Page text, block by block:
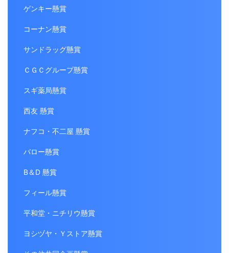
ゲンキー懸賞
コーナン懸賞
サンドラッグ懸賞
ＣＧＣグループ懸賞
スギ薬局懸賞
西友 懸賞
ナフコ・不二屋 懸賞
バロー懸賞
B＆D 懸賞
フィール懸賞
平和堂・ニチリウ懸賞
ヨシヅヤ・Ｙストア懸賞